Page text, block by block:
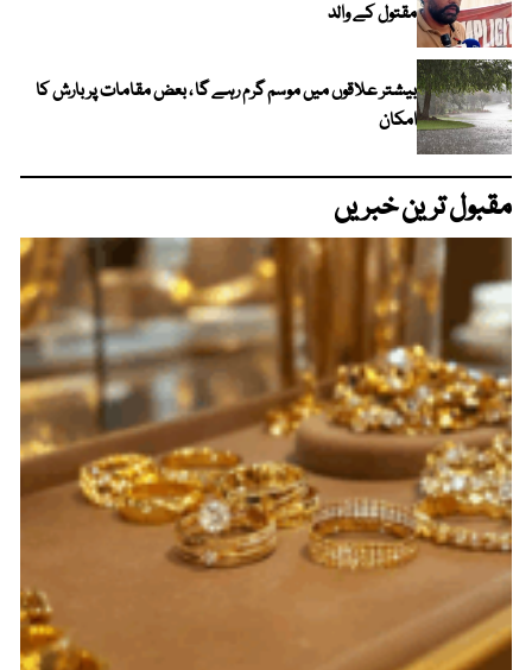
مقتول کے والد
بیشتر علاقوں میں موسم گرم رہے گا ، بعض مقامات پر بارش کا
امکان
مقبول ترین خبریں